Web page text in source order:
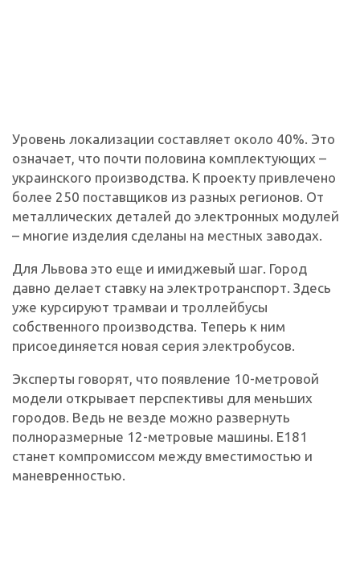
Уровень локализации составляет около 40%. Это
означает, что почти половина комплектующих –
украинского производства. К проекту привлечено
более 250 поставщиков из разных регионов. От
металлических деталей до электронных модулей
– многие изделия сделаны на местных заводах.
Для Львова это еще и имиджевый шаг. Город
давно делает ставку на электротранспорт. Здесь
уже курсируют трамваи и троллейбусы
собственного производства. Теперь к ним
присоединяется новая серия электробусов.
Эксперты говорят, что появление 10-метровой
модели открывает перспективы для меньших
городов. Ведь не везде можно развернуть
полноразмерные 12-метровые машины. Е181
станет компромиссом между вместимостью и
маневренностью.